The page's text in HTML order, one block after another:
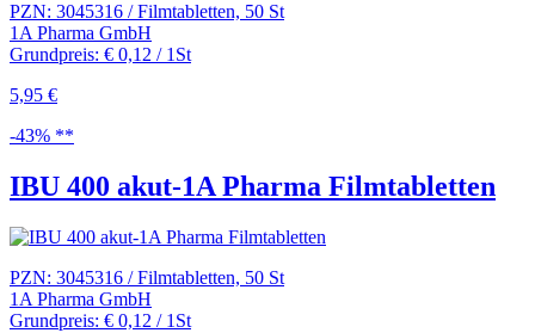
PZN: 3045316 / Filmtabletten, 50 St
1A Pharma GmbH
Grundpreis: € 0,12 / 1St
5,95 €
-43% **
IBU 400 akut-1A Pharma Filmtabletten
PZN: 3045316 / Filmtabletten, 50 St
1A Pharma GmbH
Grundpreis: € 0,12 / 1St